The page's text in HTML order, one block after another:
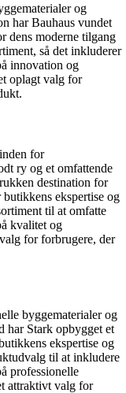
og
har Bauhaus vundet
dens moderne tilgang
så det inkluderer
innovation og
oplagt valg for
for
ry og et omfattende
destination for
ekspertise og
til at omfatte
kvalitet og
for forbrugere, der
byggematerialer og
Stark opbygget et
ekspertise og
til at inkludere
professionelle
attraktivt valg for